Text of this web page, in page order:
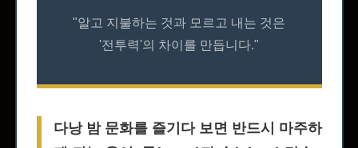
"알고 지불하는 것과 모르고 내는 것은
'전투력'의 차이를 만듭니다."
다낭 밤 문화를 즐기다 보면 반드시 마주하